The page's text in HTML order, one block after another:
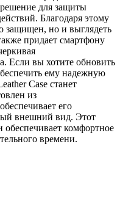
для защиты
Благодаря этому
защищен, но и выглядеть
придает смартфону
Если вы хотите обновить
ему надежную
Case станет
из
его
внешний вид. Этот
комфортное
времени.